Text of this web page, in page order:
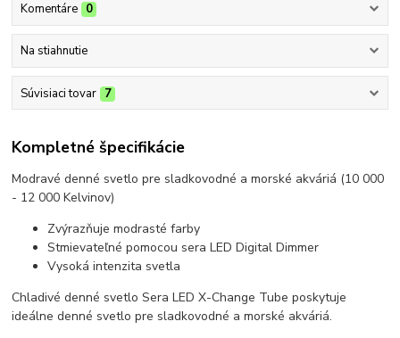
Komentáre 0
Na stiahnutie
Súvisiaci tovar 7
Kompletné špecifikácie
Modravé denné svetlo pre sladkovodné a morské akváriá (10 000
- 12 000 Kelvinov)
Zvýrazňuje modrasté farby
Stmievateľné pomocou sera LED Digital Dimmer
Vysoká intenzita svetla
Chladivé denné svetlo Sera LED X-Change Tube poskytuje
ideálne denné svetlo pre sladkovodné a morské akváriá.